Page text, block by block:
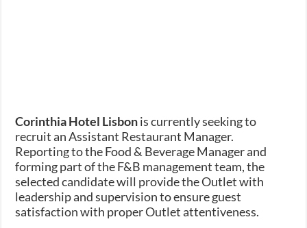
Corinthia Hotel Lisbonis currently seeking to
recruit an Assistant Restaurant Manager.
Reporting to the Food & Beverage Manager and
forming part of the F&B management team, the
selected candidate will provide the Outlet with
leadership and supervision to ensure guest
satisfaction with proper Outlet attentiveness.